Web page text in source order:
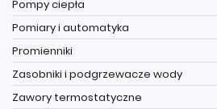
Pompy ciepła
Pomiary i automatyka
Promienniki
Zasobniki i podgrzewacze wody
Zawory termostatyczne